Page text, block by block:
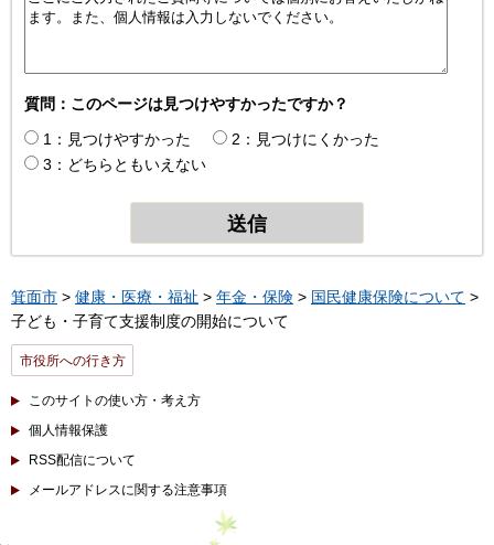
質問：このページは見つけやすかったですか？
1：見つけやすかった
2：見つけにくかった
3：どちらともいえない
箕面市 > 健康・医療・福祉 > 年金・保険 > 国民健康保険について >
子ども・子育て支援制度の開始について
市役所への行き方
このサイトの使い方・考え方
個人情報保護
RSS配信について
メールアドレスに関する注意事項